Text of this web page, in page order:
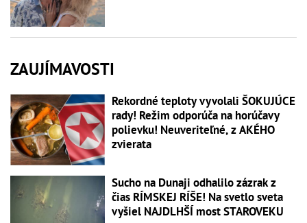
ZAUJÍMAVOSTI
Rekordné teploty vyvolali ŠOKUJÚCE
rady! Režim odporúča na horúčavy
polievku! Neuveriteľné, z AKÉHO
zvierata
Sucho na Dunaji odhalilo zázrak z
čias RÍMSKEJ RÍŠE! Na svetlo sveta
vyšiel NAJDLHŠÍ most STAROVEKU